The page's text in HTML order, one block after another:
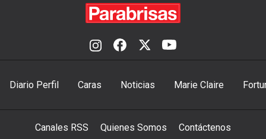
Diario Perfil Caras Noticias Marie Claire
Canales RSS Quienes Somos Contáctenos